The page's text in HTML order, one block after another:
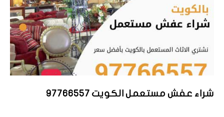
شراء عفش مستعمل الكويت 97766557